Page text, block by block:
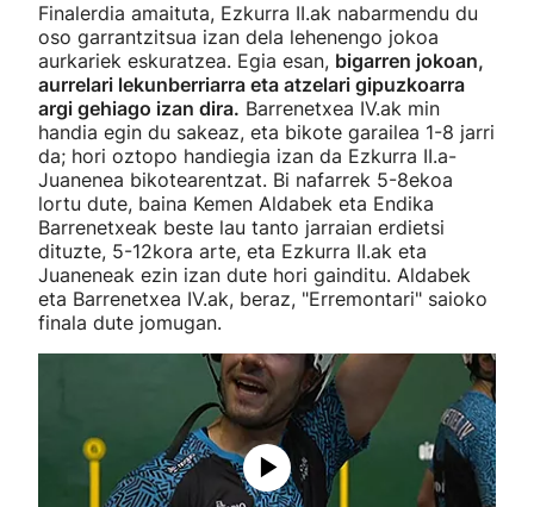
Finalerdia amaituta, Ezkurra II.ak nabarmendu du
oso garrantzitsua izan dela lehenengo jokoa
aurkariek eskuratzea. Egia esan, bigarren jokoan,
aurrelari lekunberriarra eta atzelari gipuzkoarra
argi gehiago izan dira. Barrenetxea IV.ak min
handia egin du sakeaz, eta bikote garailea 1-8 jarri
da; hori oztopo handiegia izan da Ezkurra II.a-
Juanenea bikotearentzat. Bi nafarrek 5-8ekoa
lortu dute, baina Kemen Aldabek eta Endika
Barrenetxeak beste lau tanto jarraian erdietsi
dituzte, 5-12kora arte, eta Ezkurra II.ak eta
Juaneneak ezin izan dute hori gainditu. Aldabek
eta Barrenetxea IV.ak, beraz, "Erremontari" saioko
finala dute jomugan.